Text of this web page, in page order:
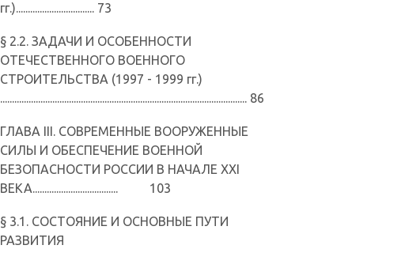
гг.)................................. 73
§ 2.2. ЗАДАЧИ И ОСОБЕННОСТИ
ОТЕЧЕСТВЕННОГО ВОЕННОГО
СТРОИТЕЛЬСТВА (1997 - 1999 гг.)
........................................................................................................ 86
ГЛАВА III. СОВРЕМЕННЫЕ ВООРУЖЕННЫЕ
СИЛЫ И ОБЕСПЕЧЕНИЕ ВОЕННОЙ
БЕЗОПАСНОСТИ РОССИИ В НАЧАЛЕ XXI
ВЕКА.................................... 103
§ 3.1. СОСТОЯНИЕ И ОСНОВНЫЕ ПУТИ
РАЗВИТИЯ